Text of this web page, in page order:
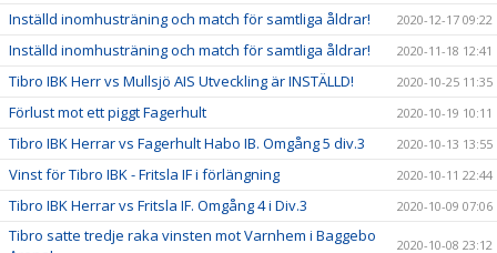
Inställd inomhusträning och match för samtliga åldrar! 2020-12-17 09:22
Inställd inomhusträning och match för samtliga åldrar! 2020-11-18 12:41
Tibro IBK Herr vs Mullsjö AIS Utveckling är INSTÄLLD! 2020-10-25 11:35
Förlust mot ett piggt Fagerhult 2020-10-19 10:11
Tibro IBK Herrar vs Fagerhult Habo IB. Omgång 5 div.3 2020-10-13 13:55
Vinst för Tibro IBK - Fritsla IF i förlängning 2020-10-11 22:44
Tibro IBK Herrar vs Fritsla IF. Omgång 4 i Div.3 2020-10-09 07:06
Tibro satte tredje raka vinsten mot Varnhem i Baggebo
2020-10-08 23:12